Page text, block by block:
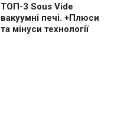
ТОП-3 Sous Vide
вакуумні печі. +Плюси
та мінуси технології